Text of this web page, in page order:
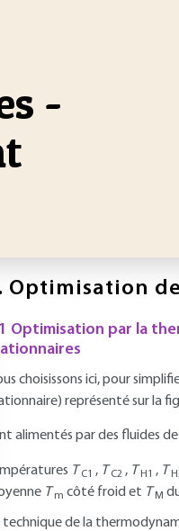
-
Optimisation
Optimisation par la
choisissons ici, pour
représenté sur la
alimentés par des fluides
T C1 , T C2 , T H1 , T
T m côté froid et T M
technique de la